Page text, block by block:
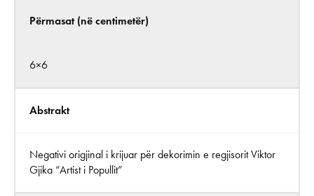
Përmasat (në centimetër)
6×6
Abstrakt
Negativi origjinal i krijuar për dekorimin e regjisorit Viktor
Gjika “Artist i Popullit”